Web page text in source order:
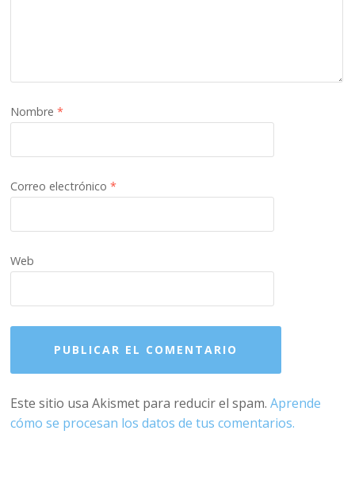
Nombre*
Correo electrónico*
Web
Este sitio usa Akismet para reducir el spam.Aprende
cómo se procesan los datos de tus comentarios.